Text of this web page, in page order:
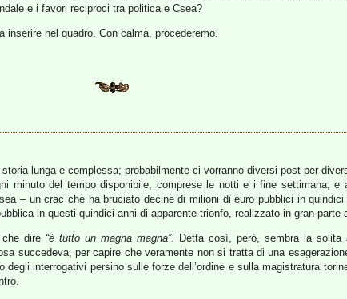
e i favori reciproci tra politica e Csea?
nel quadro. Con calma, procederemo.
lunga e complessa; probabilmente ci vorranno diversi post per
minuto del tempo disponibile, comprese le notti e i fine settimana;
– un crac che ha bruciato decine di milioni di euro pubblici in
in questi quindici anni di apparente trionfo, realizzato in gran
dire “è tutto un magna magna”. Detta così, però, sembra la solita
succedeva, per capire che veramente non si tratta di una
interrogativi persino sulle forze dell’ordine e sulla magistratura